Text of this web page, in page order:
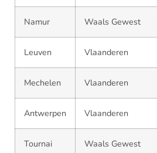
Namur Waals Gewest
Leuven Vlaanderen
Mechelen Vlaanderen
Antwerpen Vlaanderen
Tournai Waals Gewest